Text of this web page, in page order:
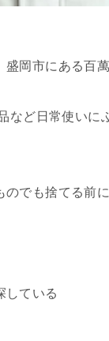
岡市にある百萬
ど日常使いに
でも捨てる前
している